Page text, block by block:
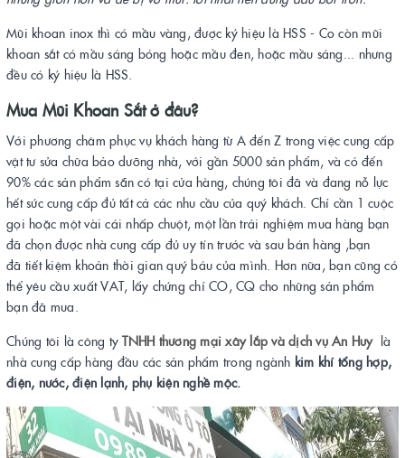
Mũi khoan inox thì có mầu vàng, được ký hiệu là HSS - Co còn mũi
khoan sắt có mầu sáng bóng hoặc mầu đen, hoặc mầu sáng... nhưng
đều có ký hiệu là HSS.
Mua Mũi Khoan Sắt ở đâu?
Với phương châm phục vụ khách hàng từ A đến Z trong việc cung cấp
vật tư sửa chữa bảo dưỡng nhà, với gần 5000 sản phẩm, và có đến
90% các sản phẩm sẵn có tại cửa hàng, chúng tôi đã và đang nỗ lực
hết sức cung cấp đủ tất cả các nhu cầu của quý khách. Chỉ cần 1 cuộc
gọi hoặc một vài cái nhấp chuột, một lần trải nghiệm mua hàng bạn
đã chọn được nhà cung cấp đủ uy tín trước và sau bán hàng ,bạn
đã tiết kiệm khoản thời gian quý báu của mình. Hơn nữa, bạn cũng có
thể yêu cầu xuất VAT, lấy chứng chỉ CO, CQ cho những sản phẩm
bạn đã mua.
Chúng tôi là công tyTNHH thương mại xây lắp và dịch vụ An Huy là
nhà cung cấp hàng đầu các sản phẩm trong ngành kim khí tổng hợp,
điện, nước, điện lạnh, phụ kiện nghề mộc.